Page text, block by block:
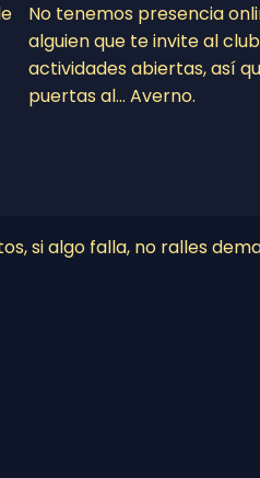
No tenemos presencia
alguien que te invite al
actividades abiertas, así
puertas al… Averno.
si algo falla, no ralles